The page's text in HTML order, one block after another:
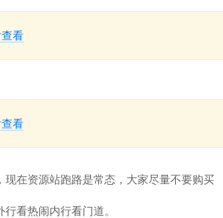
看
看
在资源站跑路是常态，大家尽量不要购买
看热闹内行看门道。